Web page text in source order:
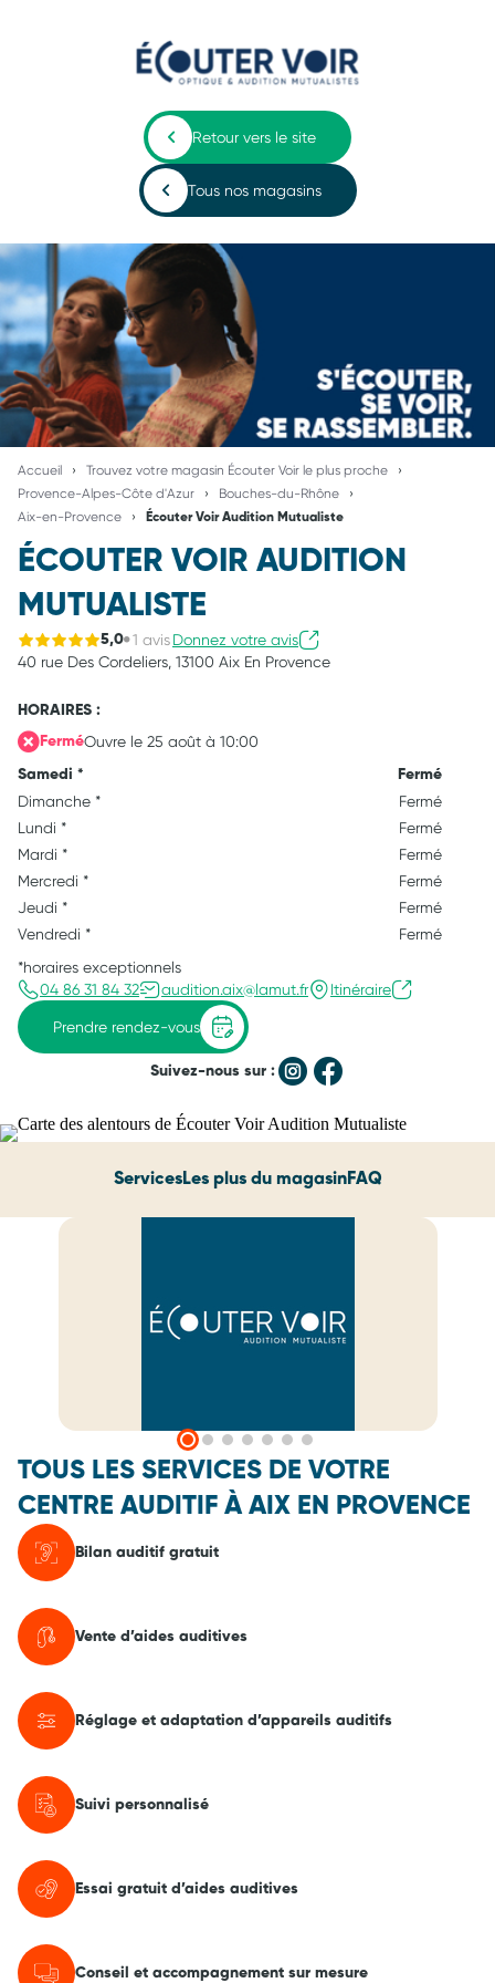
Retour vers le site
Tous nos magasins
Accueil
Trouvez votre magasin Écouter Voir le plus proche
Provence-Alpes-Côte d'Azur
Bouches-du-Rhône
Aix-en-Provence
Écouter Voir Audition Mutualiste
ÉCOUTER VOIR AUDITION
MUTUALISTE
5,0 1 avisDonnez votre avis
40 rue Des Cordeliers, 13100 Aix En Provence
HORAIRES :
FerméOuvre le 25 août à 10:00
Samedi * Fermé
Dimanche *
Fermé
Lundi *
Fermé
Mardi *
Fermé
Mercredi *
Fermé
Jeudi *
Fermé
Vendredi *
Fermé
*horaires exceptionnels
04 86 31 84 32
audition.aix@lamut.fr Itinéraire
Prendre rendez-vous
Suivez-nous sur :
ServicesLes plus du magasinFAQ
TOUS LES SERVICES DE VOTRE
CENTRE AUDITIF À AIX EN PROVENCE
Bilan auditif gratuit
Vente d’aides auditives
Réglage et adaptation d’appareils auditifs
Suivi personnalisé
Essai gratuit d’aides auditives
Conseil et accompagnement sur mesure